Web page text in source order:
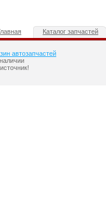
Каталог запчастей
автозапчастей